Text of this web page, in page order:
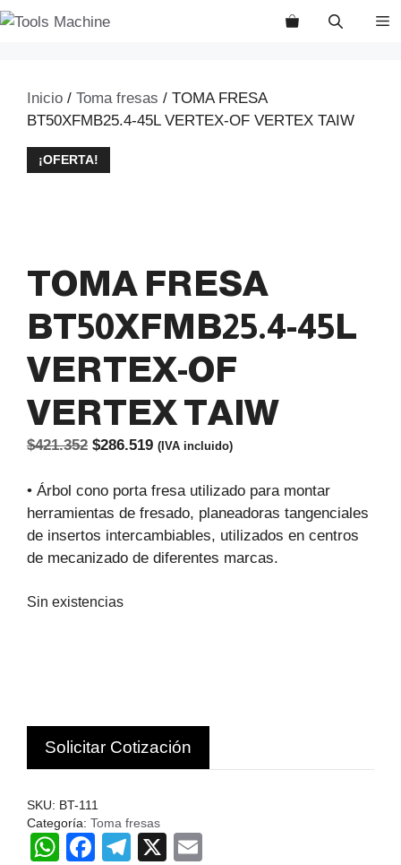
Saltar
Inicio / Toma fresas / TOMA FRESA
BT50XFMB25.4-45L VERTEX-OF VERTEX TAIW
¡OFERTA!
TOMA FRESA
BT50XFMB25.4-45L
VERTEX-OF
VERTEX TAIW
$421.352 El
original
era:
$421.352.
$286.519El
actual
es:
$286.519.
(IVA incluido)
• Árbol cono porta fresa utilizado para montar
herramientas de fresado, planeadoras tangenciales
de insertos intercambiables, utilizados en centros
de mecanizado de diferentes marcas.
Sin existencias
Solicitar Cotización
SKU: BT-111
Categoría: Toma fresas
W
F
T
X